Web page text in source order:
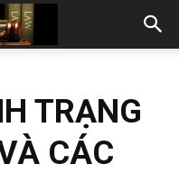
TRẠNG
CÁC